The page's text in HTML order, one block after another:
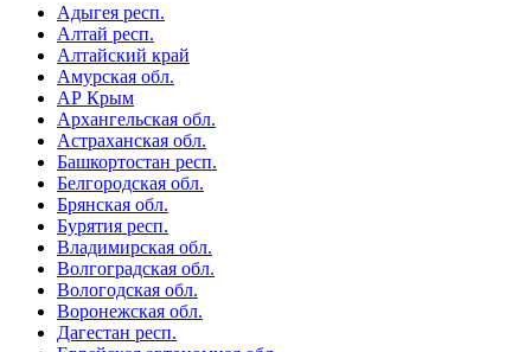
Адыгея респ.
Алтай респ.
Алтайский край
Амурская обл.
АР Крым
Архангельская обл.
Астраханская обл.
Башкортостан респ.
Белгородская обл.
Брянская обл.
Бурятия респ.
Владимирская обл.
Волгоградская обл.
Вологодская обл.
Воронежская обл.
Дагестан респ.